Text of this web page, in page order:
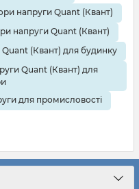
напруги Quant (Квант)
напруги Quant (Квант)
Quant (Квант) для будинку
Quant (Квант) для
для промисловості